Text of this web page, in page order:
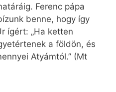
Ferenc pápa
benne, hogy így
ígért: „Ha ketten
a földön, és
Atyámtól.” (Mt